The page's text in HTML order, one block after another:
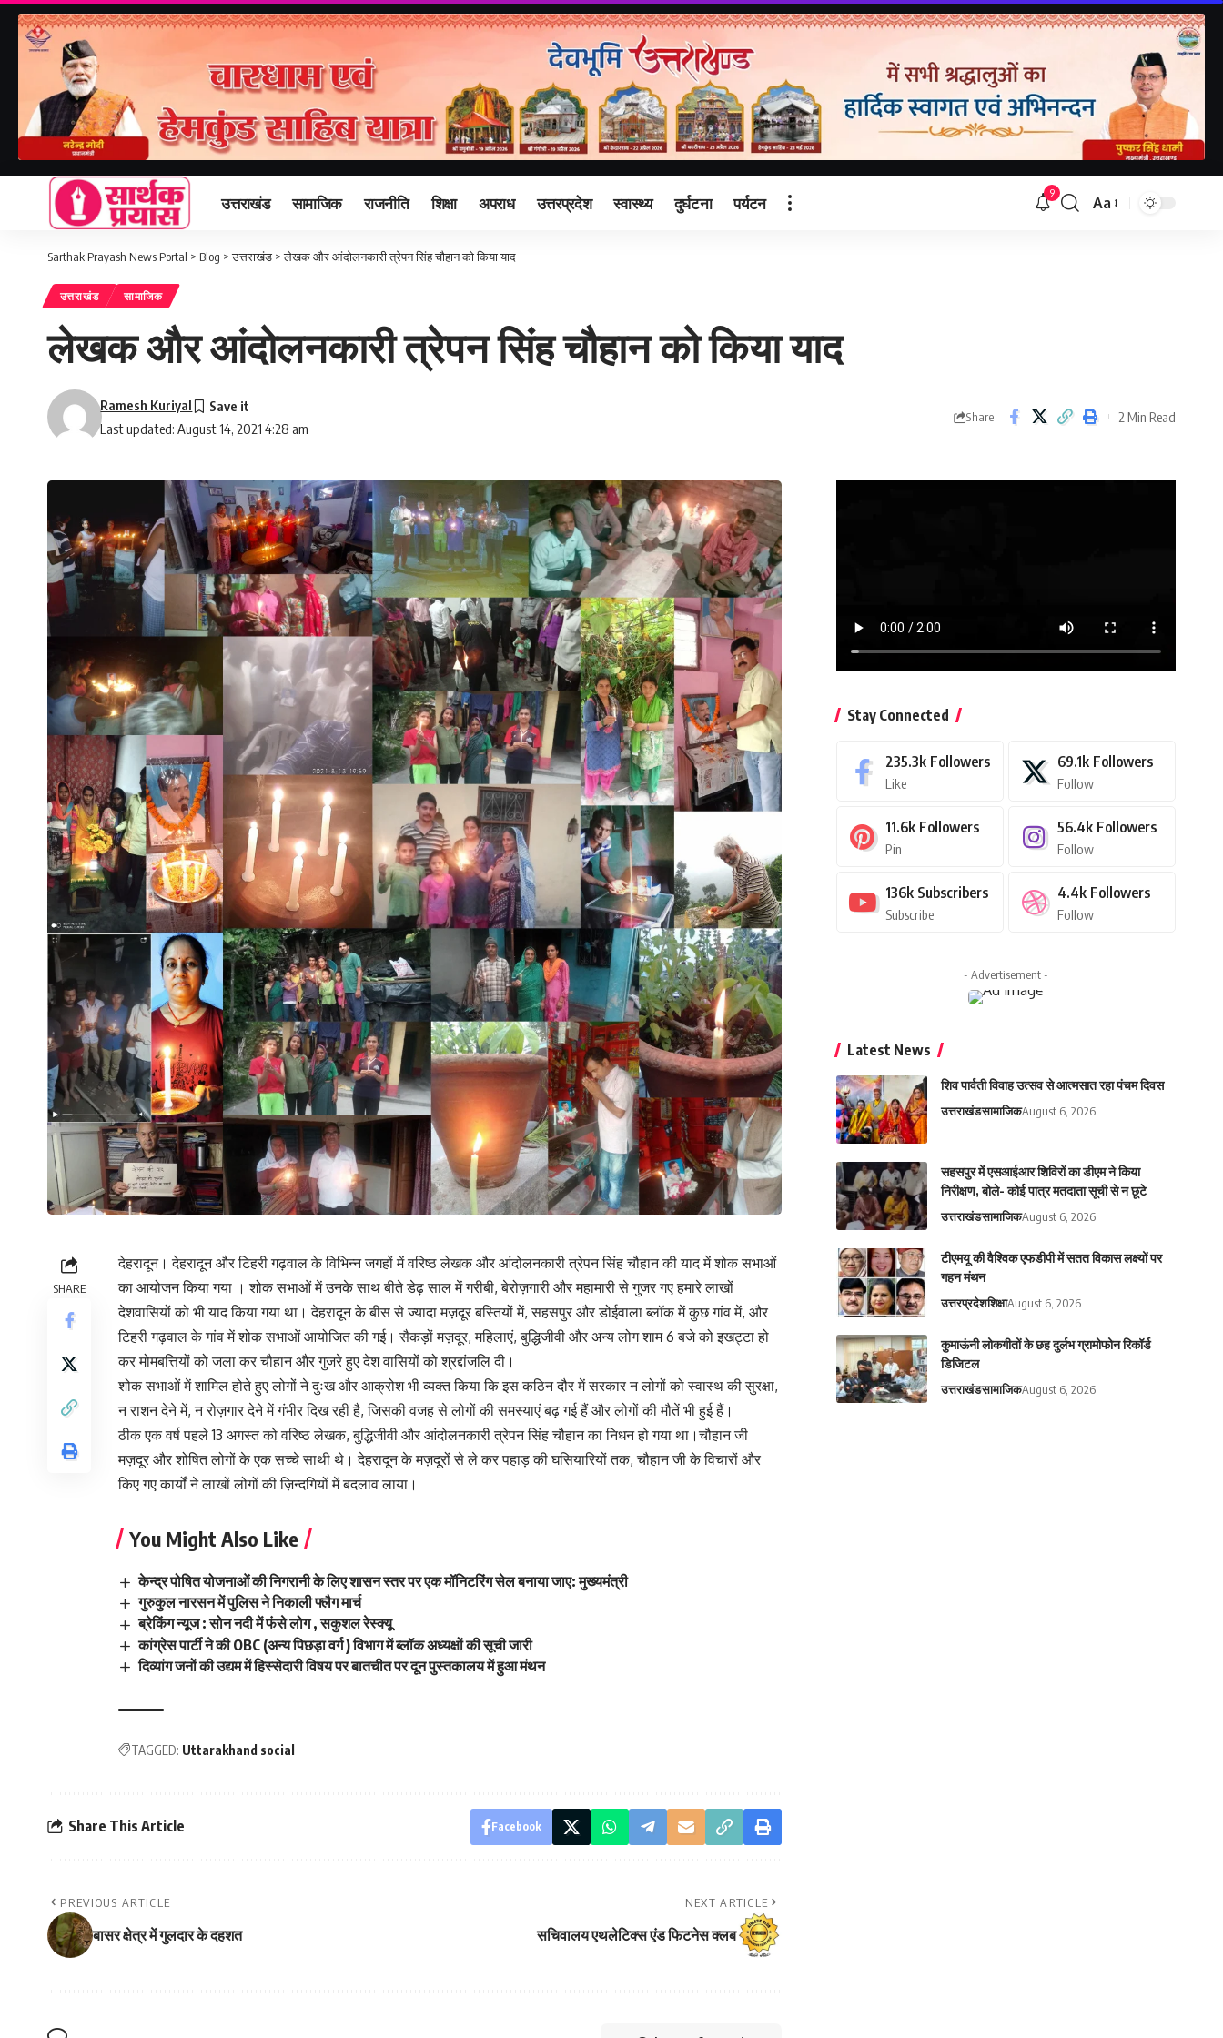
उत्तराखंड सामाजिक राजनीति शिक्षा अपराध उत्तरप्रदेश स्वास्थ्य दुर्घटना पर्यटन 9
Font
Aa
Sarthak Prayash News Portal > Blog >उत्तराखंड >लेखक और आंदोलनकारी त्रेपन सिंह चौहान को किया याद
उत्तराखंड सामाजिक
लेखक और आंदोलनकारी त्रेपन सिंह चौहान को किया याद
Last updated: August 14, 2021 4:28 am
Ramesh Kuriyal
Share 2 Min Read
SHARE
देहरादून। देहरादून और टिहरी गढ़वाल के विभिन्न जगहों में वरिष्ठ लेखक और आंदोलनकारी त्रेपन सिंह चौहान की याद में शोक सभाओं
का आयोजन किया गया । शोक सभाओं में उनके साथ बीते डेढ़ साल में गरीबी, बेरोज़गारी और महामारी से गुजर गए हमारे लाखों
देशवासियों को भी याद किया गया था। देहरादून के बीस से ज्यादा मज़दूर बस्तियों में, सहसपुर और डोईवाला ब्लॉक में कुछ गांव में, और
टिहरी गढ़वाल के गांव में शोक सभाओं आयोजित की गई। सैकड़ों मज़दूर, महिलाएं, बुद्धिजीवी और अन्य लोग शाम 6 बजे को इखट्टा हो
कर मोमबत्तियों को जला कर चौहान और गुजरे हुए देश वासियों को श्रद्दांजलि दी।
शोक सभाओं में शामिल होते हुए लोगों ने दुःख और आक्रोश भी व्यक्त किया कि इस कठिन दौर में सरकार न लोगों को स्वास्थ की सुरक्षा,
न राशन देने में, न रोज़गार देने में गंभीर दिख रही है, जिसकी वजह से लोगों की समस्याएं बढ़ गई हैं और लोगों की मौतें भी हुई हैं।
ठीक एक वर्ष पहले 13 अगस्त को वरिष्ठ लेखक, बुद्धिजीवी और आंदोलनकारी त्रेपन सिंह चौहान का निधन हो गया था।चौहान जी
मज़दूर और शोषित लोगों के एक सच्चे साथी थे। देहरादून के मज़दूरों से ले कर पहाड़ की घसियारियों तक, चौहान जी के विचारों और
किए गए कार्यों ने लाखों लोगों की ज़िन्दगियों में बदलाव लाया।
You Might Also Like
केन्द्र पोषित योजनाओं की निगरानी के लिए शासन स्तर पर एक मॉनिटरिंग सेल बनाया जाए: मुख्यमंत्री
गुरुकुल नारसन में पुलिस ने निकाली फ्लैग मार्च
ब्रेकिंग न्यूज : सोन नदी में फंसे लोग , सकुशल रेस्क्यू
कांग्रेस पार्टी ने की OBC (अन्य पिछड़ा वर्ग ) विभाग में ब्लॉक अध्यक्षों की सूची जारी
दिव्यांग जनों की उद्यम में हिस्सेदारी विषय पर बातचीत पर दून पुस्तकालय में हुआ मंथन
TAGGED: Uttarakhand social
Share This Article Facebook
PREVIOUS ARTICLE
बासर क्षेत्र में गुलदार के दहशत
NEXT ARTICLE
सचिवालय एथलेटिक्स एंड फिटनेस क्लब
Stay Connected
235.3k Followers
Like
69.1k Followers
Follow
11.6k Followers
Pin
56.4k Followers
Follow
136k Subscribers
Subscribe
4.4k Followers
Follow
- Advertisement -
Latest News
शिव पार्वती विवाह उत्सव से आत्मसात रहा पंचम दिवस
उत्तराखंडसामाजिकAugust 6, 2026
सहसपुर में एसआईआर शिविरों का डीएम ने किया
निरीक्षण, बोले- कोई पात्र मतदाता सूची से न छूटे
उत्तराखंडसामाजिकAugust 6, 2026
टीएमयू की वैश्विक एफडीपी में सतत विकास लक्ष्यों पर
गहन मंथन
उत्तरप्रदेशशिक्षाAugust 6, 2026
कुमाऊंनी लोकगीतों के छह दुर्लभ ग्रामोफोन रिकॉर्ड
डिजिटल
उत्तराखंडसामाजिकAugust 6, 2026